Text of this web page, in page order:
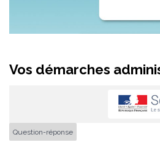
Vos démarches
Question-réponse